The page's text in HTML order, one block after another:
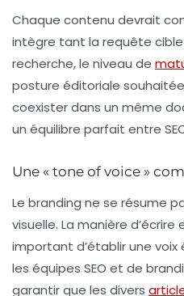
Chaque contenu devrait
intègre tant la requête cible
recherche, le niveau de
posture éditoriale
coexister dans un même
un équilibre parfait entre
Une « tone of voice »
Le branding ne se résume
visuelle. La manière
important d’établir une
les équipes SEO et de
garantir que les divers